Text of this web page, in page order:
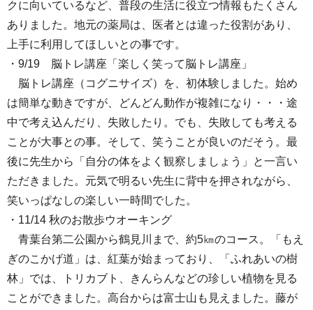
クに向いているなど、普段の生活に役立つ情報もたくさん
ありました。地元の薬局は、医者とは違った役割があり、
上手に利用してほしいとの事です。
・9/19 脳トレ講座「楽しく笑って脳トレ講座」
脳トレ講座（コグニサイズ）を、初体験しました。始め
は簡単な動きですが、どんどん動作が複雑になり・・・途
中で考え込んだり、失敗したり。でも、失敗しても考える
ことが大事との事。そして、笑うことが良いのだそう。最
後に先生から「自分の体をよく観察しましょう」と一言い
ただきました。元気で明るい先生に背中を押されながら、
笑いっぱなしの楽しい一時間でした。
・11/14 秋のお散歩ウオーキング
青葉台第二公園から鶴見川まで、約5㎞のコース。「もえ
ぎのこかげ道」は、紅葉が始まっており、「ふれあいの樹
林」では、トリカブト、きんらんなどの珍しい植物を見る
ことができました。高台からは富士山も見えました。藤が